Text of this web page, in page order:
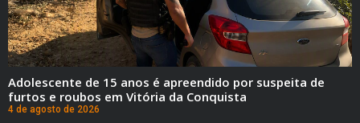
Adolescente de 15 anos é apreendido por suspeita de
furtos e roubos em Vitória da Conquista
4 de agosto de 2026